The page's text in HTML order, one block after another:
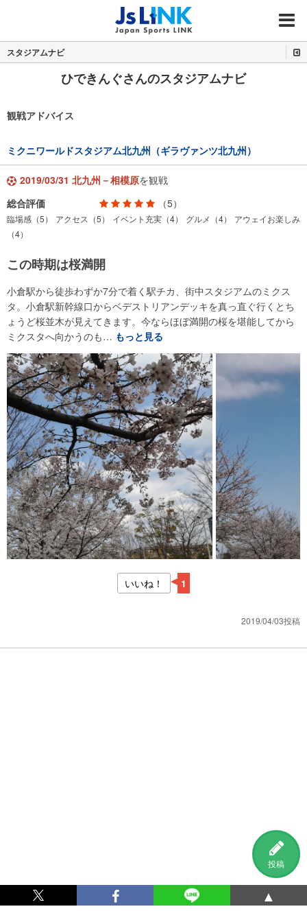
MENU
投稿
スタジアムナビ
ひできんぐさんのスタジアムナビ
観戦アドバイス
ミクニワールドスタジアム北九州（ギラヴァンツ北九州）
2019/03/31 北九州－相模原を観戦
総合評価
（5）
臨場感（5） アクセス（5） イベント充実（4） グルメ（4）
アウェイお楽しみ
（4）
この時期は桜満開
小倉駅から徒歩わずか7分で着く駅チカ、街中スタジアムのミクス
タ。小倉駅新幹線口からベデストリアンデッキを真っ直ぐ行くとち
ょうど桜並木が見えてきます。今ならほぼ満開の桜を堪能してから
ミクスタへ向かうのも… もっと見る
いいね！ 1
2019/04/03投稿
▲